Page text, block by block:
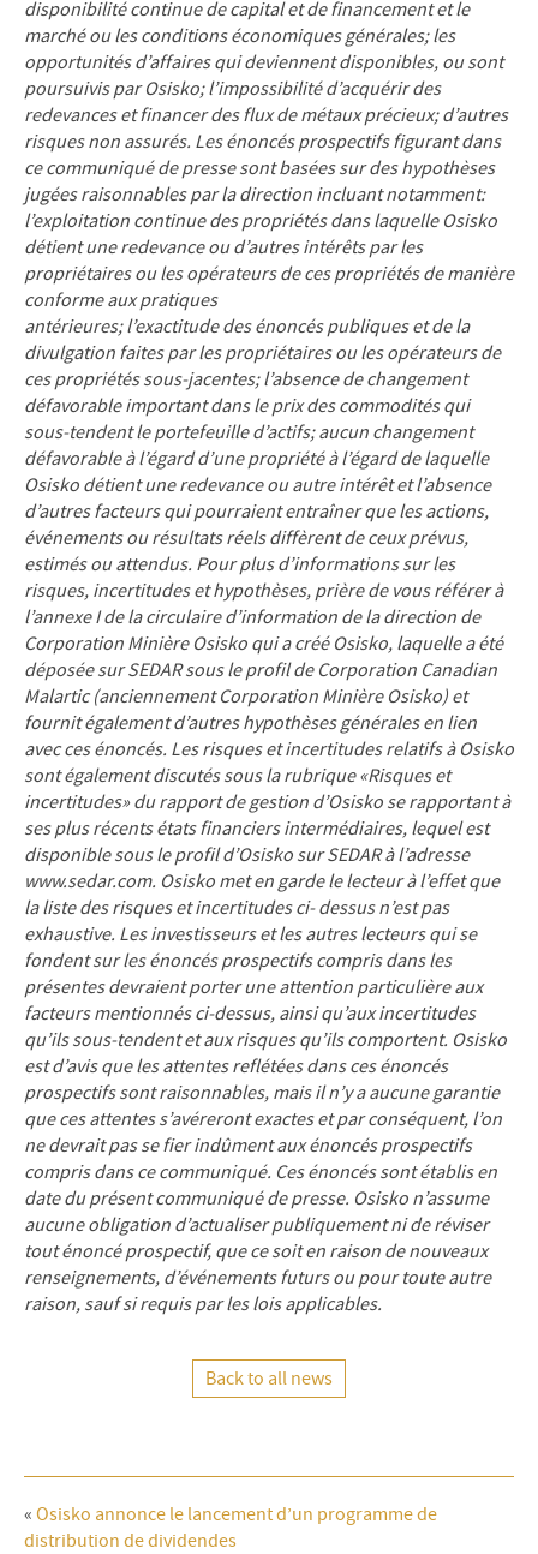
disponibilité continue de capital et de financement et le
marché ou les conditions économiques générales; les
opportunités d’affaires qui deviennent disponibles, ou sont
poursuivis par Osisko; l’impossibilité d’acquérir des
redevances et financer des flux de métaux précieux; d’autres
risques non assurés. Les énoncés prospectifs figurant dans
ce communiqué de presse sont basées sur des hypothèses
jugées raisonnables par la direction incluant notamment:
l’exploitation continue des propriétés dans laquelle Osisko
détient une redevance ou d’autres intérêts par les
propriétaires ou les opérateurs de ces propriétés de manière
conforme aux pratiques
antérieures; l’exactitude des énoncés publiques et de la
divulgation faites par les propriétaires ou les opérateurs de
ces propriétés sous-jacentes; l’absence de changement
défavorable important dans le prix des commodités qui
sous-tendent le portefeuille d’actifs; aucun changement
défavorable à l’égard d’une propriété à l’égard de laquelle
Osisko détient une redevance ou autre intérêt et l’absence
d’autres facteurs qui pourraient entraîner que les actions,
événements ou résultats réels diffèrent de ceux prévus,
estimés ou attendus. Pour plus d’informations sur les
risques, incertitudes et hypothèses, prière de vous référer à
l’annexe I de la circulaire d’information de la direction de
Corporation Minière Osisko qui a créé Osisko, laquelle a été
déposée sur SEDAR sous le profil de Corporation Canadian
Malartic (anciennement Corporation Minière Osisko) et
fournit également d’autres hypothèses générales en lien
avec ces énoncés. Les risques et incertitudes relatifs à Osisko
sont également discutés sous la rubrique «Risques et
incertitudes» du rapport de gestion d’Osisko se rapportant à
ses plus récents états financiers intermédiaires, lequel est
disponible sous le profil d’Osisko sur SEDAR à l’adresse
www.sedar.com. Osisko met en garde le lecteur à l’effet que
la liste des risques et incertitudes ci- dessus n’est pas
exhaustive. Les investisseurs et les autres lecteurs qui se
fondent sur les énoncés prospectifs compris dans les
présentes devraient porter une attention particulière aux
facteurs mentionnés ci-dessus, ainsi qu’aux incertitudes
qu’ils sous-tendent et aux risques qu’ils comportent. Osisko
est d’avis que les attentes reflétées dans ces énoncés
prospectifs sont raisonnables, mais il n’y a aucune garantie
que ces attentes s’avéreront exactes et par conséquent, l’on
ne devrait pas se fier indûment aux énoncés prospectifs
compris dans ce communiqué. Ces énoncés sont établis en
date du présent communiqué de presse. Osisko n’assume
aucune obligation d’actualiser publiquement ni de réviser
tout énoncé prospectif, que ce soit en raison de nouveaux
renseignements, d’événements futurs ou pour toute autre
raison, sauf si requis par les lois applicables.
Back to all news
« Osisko annonce le lancement d’un programme de
distribution de dividendes